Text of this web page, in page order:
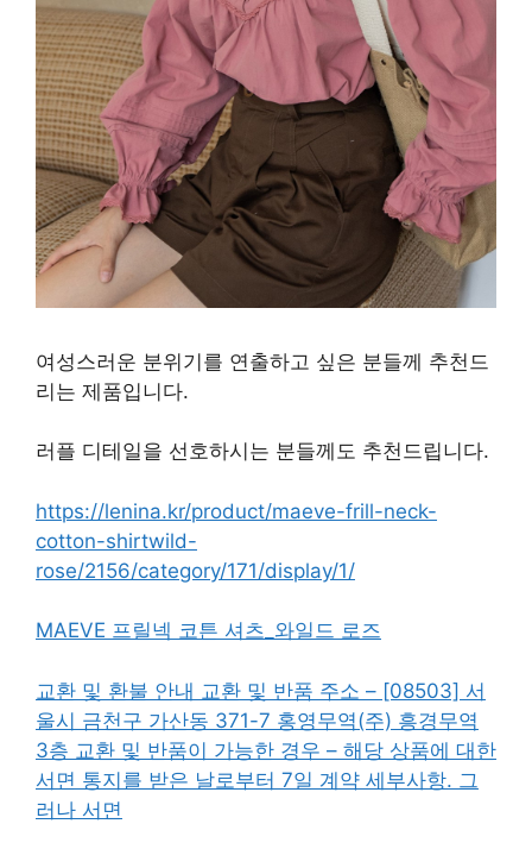
여성스러운 분위기를 연출하고 싶은 분들께 추천드
리는 제품입니다.
러플 디테일을 선호하시는 분들께도 추천드립니다.
https://lenina.kr/product/maeve-frill-neck-
cotton-shirtwild-
rose/2156/category/171/display/1/
MAEVE 프릴넥 코튼 셔츠_와일드 로즈
교환 및 환불 안내 교환 및 반품 주소 – [08503] 서
울시 금천구 가산동 371-7 홍영무역(주) 흥경무역
3층 교환 및 반품이 가능한 경우 – 해당 상품에 대한
서면 통지를 받은 날로부터 7일 계약 세부사항. 그
러나 서면